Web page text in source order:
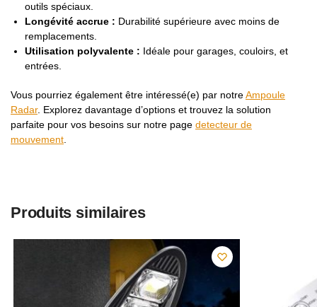
outils spéciaux.
Longévité accrue : Durabilité supérieure avec moins de
remplacements.
Utilisation polyvalente : Idéale pour garages, couloirs, et
entrées.
Vous pourriez également être intéressé(e) par notreAmpoule
Radar. Explorez davantage d’options et trouvez la solution
parfaite pour vos besoins sur notre page detecteur de
mouvement
Produits similaires